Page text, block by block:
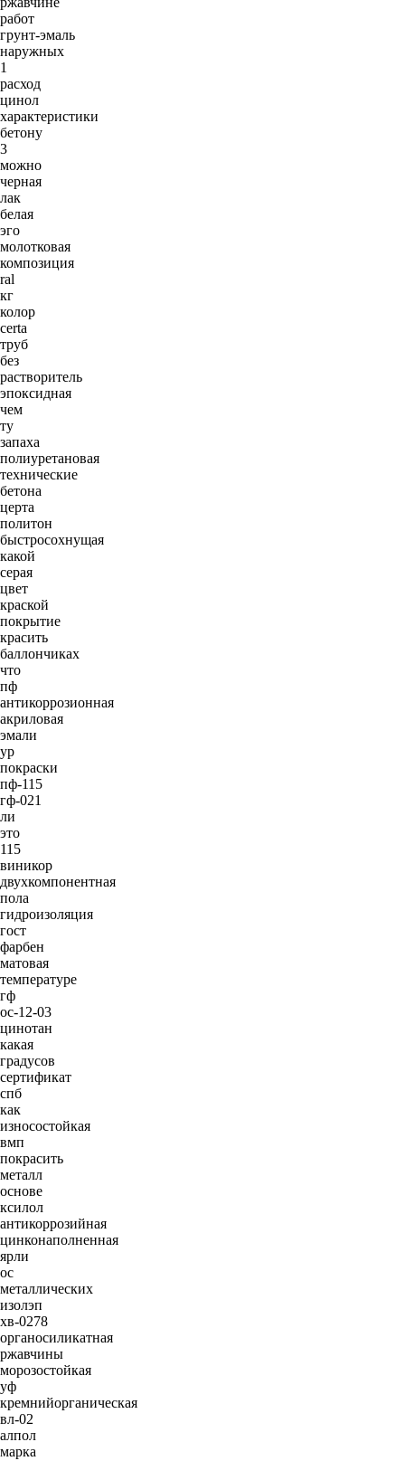
работ
грунт-эмаль
наружных
1
расход
цинол
характеристики
бетону
3
можно
черная
лак
белая
эго
молотковая
композиция
ral
кг
колор
certa
труб
без
растворитель
эпоксидная
чем
ту
запаха
полиуретановая
технические
бетона
церта
политон
быстросохнущая
какой
серая
цвет
краской
покрытие
красить
баллончиках
что
пф
антикоррозионная
акриловая
эмали
ур
покраски
пф-115
гф-021
ли
это
115
виникор
двухкомпонентная
пола
гидроизоляция
гост
фарбен
матовая
температуре
гф
ос-12-03
цинотан
какая
градусов
сертификат
спб
как
износостойкая
вмп
покрасить
металл
основе
ксилол
антикоррозийная
цинконаполненная
ярли
ос
металлических
изолэп
хв-0278
органосиликатная
ржавчины
морозостойкая
уф
кремнийорганическая
вл-02
алпол
марка